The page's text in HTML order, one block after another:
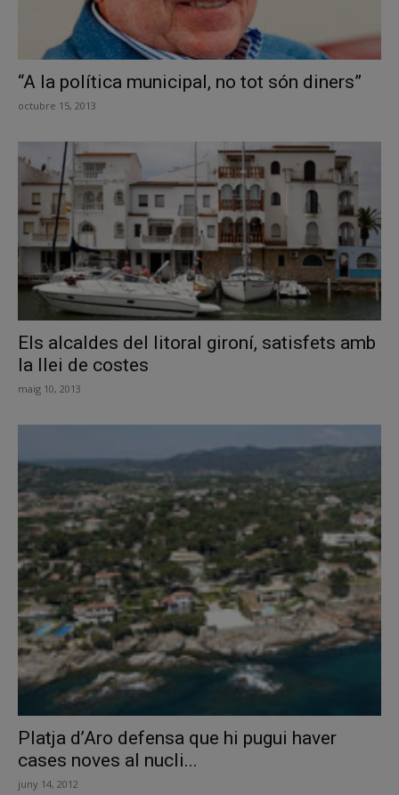
“A la política municipal, no tot són diners”
octubre 15, 2013
Els alcaldes del litoral gironí, satisfets amb
la llei de costes
maig 10, 2013
Platja d’Aro defensa que hi pugui haver
cases noves al nucli...
juny 14, 2012